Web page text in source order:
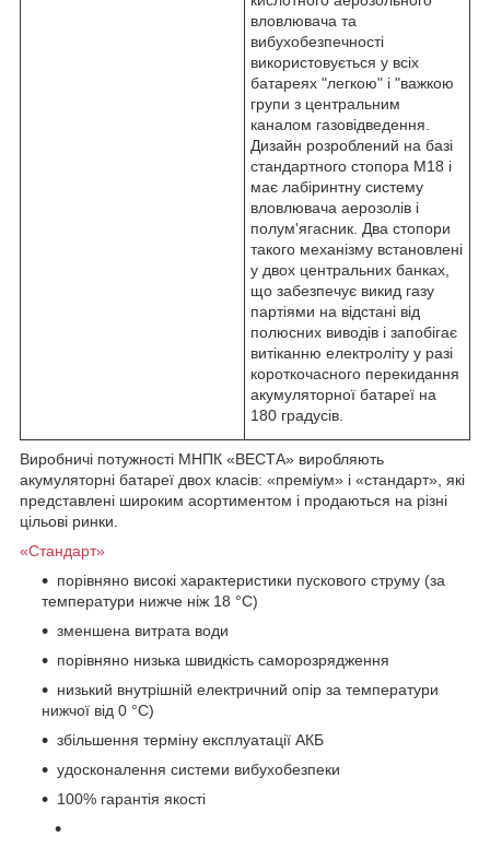
вловлювача та
вибухобезпечності
використовується у всіх
батареях "легкою" і "важкою
групи з центральним
каналом газовідведення.
Дизайн розроблений на базі
стандартного стопора M18 і
має лабіринтну систему
вловлювача аерозолів і
полум'ягасник. Два стопори
такого механізму встановлені
у двох центральних банках,
що забезпечує викид газу
партіями на відстані від
полюсних виводів і запобігає
витіканню електроліту у разі
короткочасного перекидання
акумуляторної батареї на
180 градусів.
Виробничі потужності МНПК «ВЕСТА» виробляють
акумуляторні батареї двох класів: «преміум» і «стандарт», які
представлені широким асортиментом і продаються на різні
цільові ринки.
«Стандарт»
порівняно високі характеристики пускового струму (за
температури нижче ніж 18 °C)
зменшена витрата води
порівняно низька швидкість саморозрядження
низький внутрішній електричний опір за температури
нижчої від 0 °C)
збільшення терміну експлуатації АКБ
удосконалення системи вибухобезпеки
100% гарантія якості